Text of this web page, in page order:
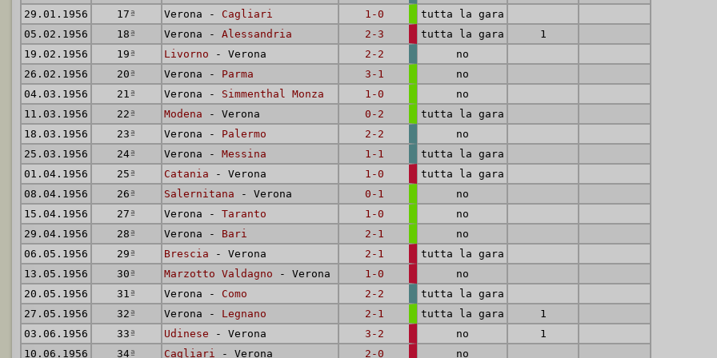
29.01.1956 17 ª Verona - Cagliari 1-0
tutta la gara
05.02.1956
18 ª Verona - Alessandria 2-3 tutta la gara
1
19.02.1956
19 ª Livorno - Verona 2-2
no
26.02.1956
20 ª Verona - Parma 3-1
no
04.03.1956
21 ª Verona - Simmenthal Monza 1-0
no
11.03.1956
22 ª Modena - Verona 0-2
tutta la gara
18.03.1956
23 ª Verona - Palermo 2-2
no
25.03.1956
24ª Verona - Messina 1-1
tutta la gara
01.04.1956
25 ª Catania - Verona 1-0
tutta la gara
08.04.1956
26 ª Salernitana - Verona 0-1
no
15.04.1956
27 ª Verona - Taranto 1-0
no
29.04.1956
28 ª Verona - Bari 2-1
no
06.05.1956
29 ª Brescia - Verona 2-1
tutta la gara
13.05.1956
30 ª Marzotto Valdagno - Verona 1-0
no
20.05.1956
31 ª Verona - Como 2-2
tutta la gara
27.05.1956
32 ª Verona - Legnano 2-1 tutta la gara
1
03.06.1956
33 ª Udinese - Verona 3-2 no
1
10.06.1956
34ª Cagliari - Verona 2-0 no